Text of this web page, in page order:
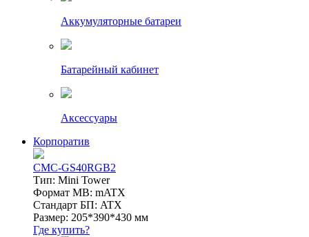
Аккумуляторные батареи
Батарейный кабинет
Аксессуары
Корпоратив
CMC-GS40RGB2
Тип: Mini Tower
Формат MB: mATX
Стандарт БП: ATX
Размер: 205*390*430 мм
Где купить?